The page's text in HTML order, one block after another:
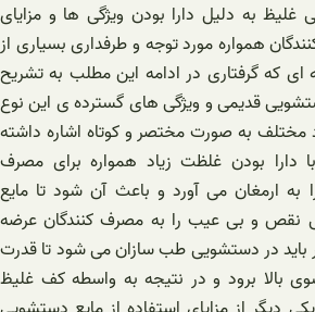
غلیظ به دلیل دارا بودن ویژگی ها و مزایای
همواره مورد توجه و طرفداری بسیاری از
ای که گرفتاری در ادامه این مطلب به تشریح
قدیمی و ویژگی های گسترده ‌ی این نوع
مختلف به صورت مختصر و کوتاه اشاره داشته
دارا بودن غلظت زیاد همواره برای مصرف
به ارمغان می آورد و باعث آن شود تا مایع
نقص و بی عیب را به مصرف کنندگان عرضه
در دستشویی طب سازان می شود تا قدرت
بالا برود و در نتیجه به واسطه کف غلیظ